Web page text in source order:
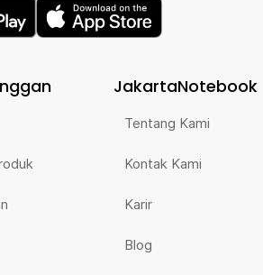
JakartaNotebook
Tentang Kami
Kontak Kami
Karir
Blog